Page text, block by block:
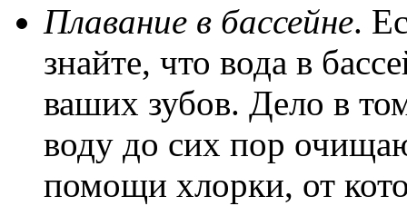
Плавание в бассейне.
знайте, что вода в
ваших зубов. Дело в
воду до сих пор
помощи хлорки, от